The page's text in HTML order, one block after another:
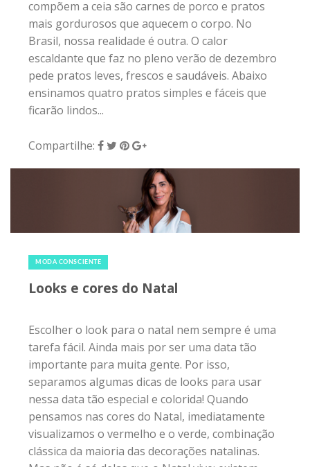
compõem a ceia são carnes de porco e pratos
mais gordurosos que aquecem o corpo. No
Brasil, nossa realidade é outra. O calor
escaldante que faz no pleno verão de dezembro
pede pratos leves, frescos e saudáveis. Abaixo
ensinamos quatro pratos simples e fáceis que
ficarão lindos...
Compartilhe:
MODA CONSCIENTE
Looks e cores do Natal
Escolher o look para o natal nem sempre é uma
tarefa fácil. Ainda mais por ser uma data tão
importante para muita gente. Por isso,
separamos algumas dicas de looks para usar
nessa data tão especial e colorida! Quando
pensamos nas cores do Natal, imediatamente
visualizamos o vermelho e o verde, combinação
clássica da maioria das decorações natalinas.